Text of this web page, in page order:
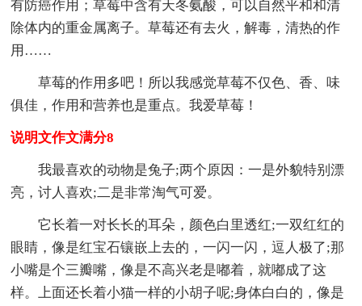
有防癌作用；草莓中含有天冬氨酸，可以自然平和和清
除体内的重金属离子。草莓还有去火，解毒，清热的作
用……
草莓的作用多吧！所以我感觉草莓不仅色、香、味
俱佳，作用和营养也是重点。我爱草莓！
说明文作文满分8
我最喜欢的动物是兔子;两个原因：一是外貌特别漂
亮，讨人喜欢;二是非常淘气可爱。
它长着一对长长的耳朵，颜色白里透红;一双红红的
眼睛，像是红宝石镶嵌上去的，一闪一闪，逗人极了;那
小嘴是个三瓣嘴，像是不高兴老是嘟着，就嘟成了这
样。上面还长着小猫一样的小胡子呢;身体白白的，像是